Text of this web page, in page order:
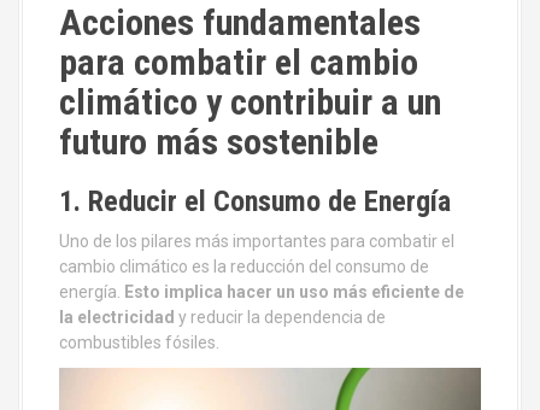
Acciones fundamentales
para combatir el cambio
climático y contribuir a un
futuro más sostenible
1. Reducir el Consumo de Energía
Uno de los pilares más importantes para combatir el
cambio climático es la reducción del consumo de
energía. Esto implica hacer un uso más eficiente de
la electricidad y reducir la dependencia de
combustibles fósiles.